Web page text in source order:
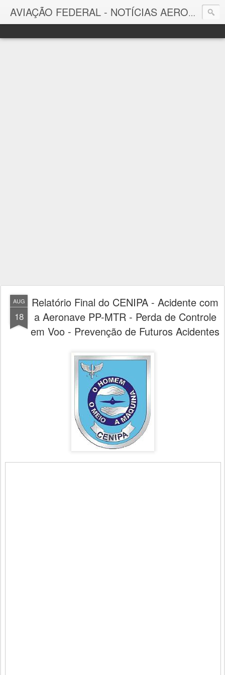
AVIAÇÃO FEDERAL - NOTÍCIAS AERONÁUTICAS & TECNOLOGIAS
Aviação Federal
AUG
18
Relatório Final do CENIPA - Acidente com
a Aeronave PP-MTR - Perda de Controle
em Voo - Prevenção de Futuros Acidentes